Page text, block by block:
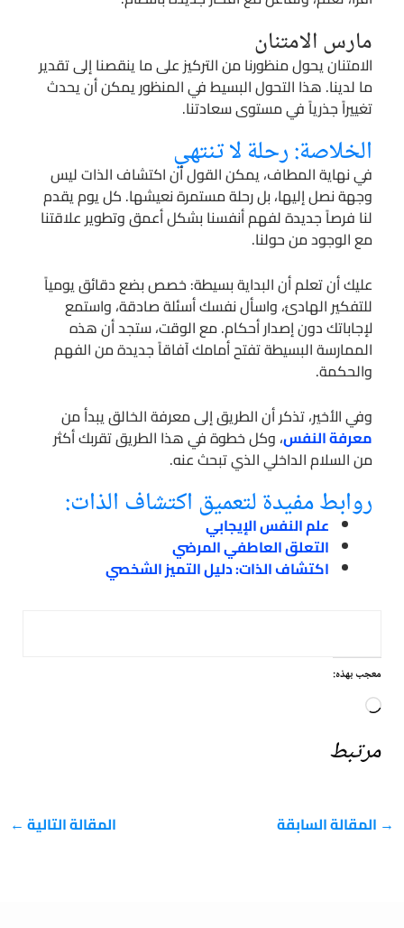
مارس الامتنان
الامتنان يحول منظورنا من التركيز على ما ينقصنا إلى تقدير
ما لدينا. هذا التحول البسيط في المنظور يمكن أن يحدث
تغييراً جذرياً في مستوى سعادتنا.
الخلاصة: رحلة لا تنتهي
في نهاية المطاف، يمكن القول أن اكتشاف الذات ليس
وجهة نصل إليها، بل رحلة مستمرة نعيشها. كل يوم يقدم
لنا فرصاً جديدة لفهم أنفسنا بشكل أعمق وتطوير علاقتنا
مع الوجود من حولنا.
عليك أن تعلم أن البداية بسيطة: خصص بضع دقائق يومياً
للتفكير الهادئ، واسأل نفسك أسئلة صادقة، واستمع
لإجاباتك دون إصدار أحكام. مع الوقت، ستجد أن هذه
الممارسة البسيطة تفتح أمامك آفاقاً جديدة من الفهم
والحكمة.
وفي الأخير، تذكر أن الطريق إلى معرفة الخالق يبدأ من
معرفة النفس، وكل خطوة في هذا الطريق تقربك أكثر
من السلام الداخلي الذي تبحث عنه.
روابط مفيدة لتعميق اكتشاف الذات:
علم النفس الإيجابي
التعلق العاطفي المرضي
اكتشاف الذات: دليل التميز الشخصي
معجب بهذه:
جاري
مرتبط
→ المقالة السابقة المقالة التالية ←